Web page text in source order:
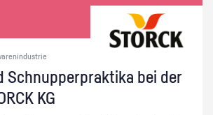
Schnup­per­prak­ti­ka bei der
KG